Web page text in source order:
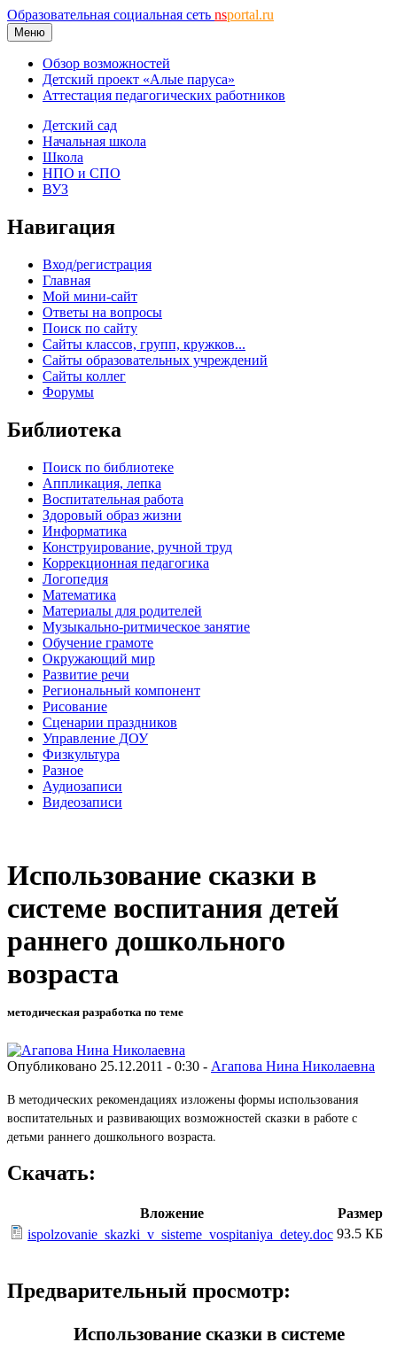
Образовательная социальная сеть nsportal.ru
Меню
Обзор возможностей
Детский проект «Алые паруса»
Аттестация педагогических работников
Детский сад
Начальная школа
Школа
НПО и СПО
ВУЗ
Навигация
Вход/регистрация
Главная
Мой мини-сайт
Ответы на вопросы
Поиск по сайту
Сайты классов, групп, кружков...
Сайты образовательных учреждений
Сайты коллег
Форумы
Библиотека
Поиск по библиотеке
Аппликация, лепка
Воспитательная работа
Здоровый образ жизни
Информатика
Конструирование, ручной труд
Коррекционная педагогика
Логопедия
Математика
Материалы для родителей
Музыкально-ритмическое занятие
Обучение грамоте
Окружающий мир
Развитие речи
Региональный компонент
Рисование
Сценарии праздников
Управление ДОУ
Физкультура
Разное
Аудиозаписи
Видеозаписи
Использование сказки в
системе воспитания детей
раннего дошкольного
возраста
методическая разработка по теме
Опубликовано 25.12.2011 - 0:30 - Агапова Нина Николаевна
В методических рекомендациях изложены формы использования
воспитательных и развивающих возможностей сказки в работе с
детьми раннего дошкольного возраста.
Скачать:
Вложение
Размер
ispolzovanie_skazki_v_sisteme_vospitaniya_detey.doc 93.5 КБ
Предварительный просмотр:
Использование сказки в системе